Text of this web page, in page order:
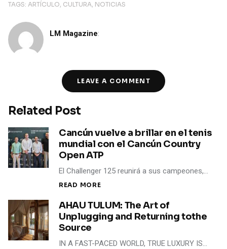
TAGS: ARTÍCULO CULTURA NOTICIAS
LM Magazine:
LEAVE A COMMENT
Related Post
Cancún vuelve a brillar en el tenis
mundial con el Cancún Country
Open ATP
El Challenger 125 reunirá a sus campeones,…
READ MORE
AHAU TULUM: The Art of
Unplugging and Returning tothe
Source
IN A FAST-PACED WORLD, TRUE LUXURY IS…